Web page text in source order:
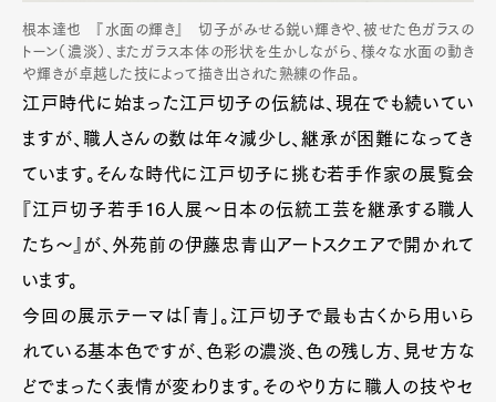
根本達也 『水面の輝き』 切子がみせる鋭い輝きや、被せた色ガラスの
トーン（濃淡）、またガラス本体の形状を生かしながら、様々な水面の動き
や輝きが卓越した技によって描き出された熟練の作品。
江戸時代に始まった江戸切子の伝統は、現在でも続いてい
ますが、職人さんの数は年々減少し、継承が困難になってき
ています。そんな時代に江戸切子に挑む若手作家の展覧会
『江戸切子若手16人展～日本の伝統工芸を継承する職人
たち～』が、外苑前の伊藤忠青山アートスクエアで開かれて
います。
今回の展示テーマは「青」。江戸切子で最も古くから用いら
れている基本色ですが、色彩の濃淡、色の残し方、見せ方な
どでまったく表情が変わります。そのやり方に職人の技やセ